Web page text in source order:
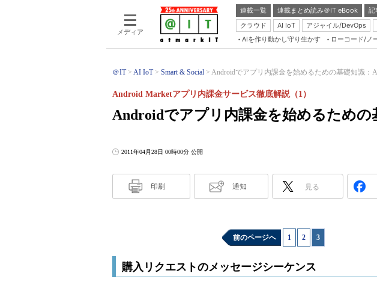
メディア
連載一覧 連載まとめ読み＠IT eBook 記
クラウド
AI IoT アジャイル/DevOps
AIを作り動かし守り生かす ローコード/ノ
＠IT AI IoT Smart & Social Androidでアプリ内課金を始めるための基礎知識：
Androidでアプリ内課金を始めるための
Android Marketアプリ内課金サービス徹底解説（1）
2011年04月28日 00時00分 公開
印刷 通知 見る
前のページへ 1 2 3
購入リクエストのメッセージシーケンス